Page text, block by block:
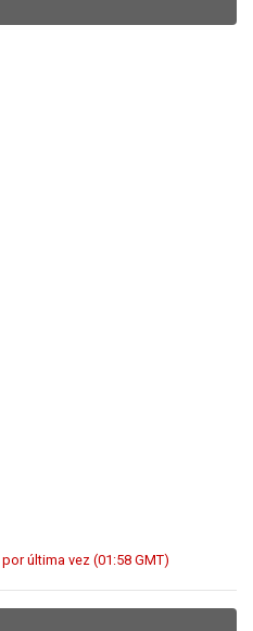
última vez (01:58 GMT)